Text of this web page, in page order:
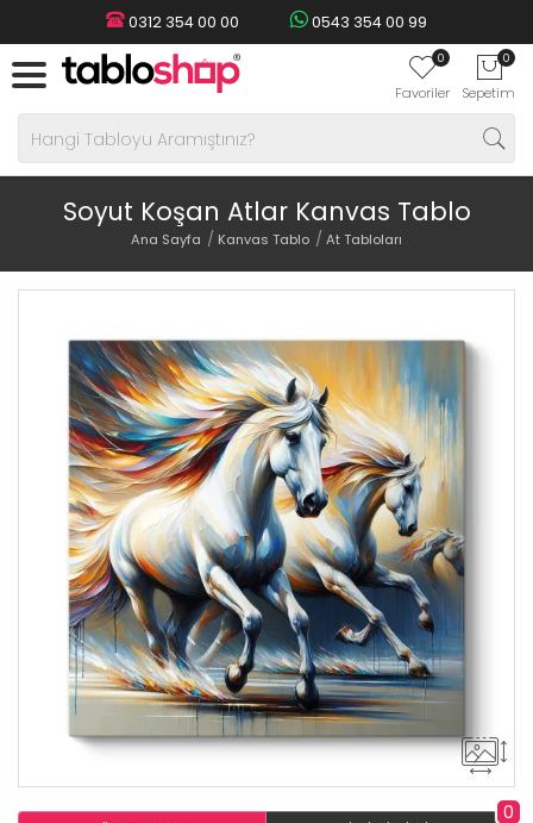
0312 354 00 00 0543 354 00 99
0
Favoriler
0
Sepetim
Soyut Koşan Atlar Kanvas Tablo
Ana Sayfa Kanvas Tablo At Tabloları
0